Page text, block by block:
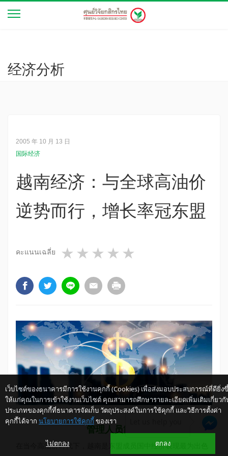
经济分析
2005 年 10 月 13 日
国际经济
越南经济：与全球高油价
逆势而行，增长率冠东盟
คะแนนเฉลี่ย 4 stars
3 stars
2 stars
1 star
管理人员简报
在当今高油价时代下，越南是东盟成员国中经济表现最为出色
เว็บไซต์ของธนาคารมีการใช้งานคุกกี้ (Cookies) เพื่อส่งมอบประสบการณ์ที่ดียิ่ง
ให้แก่คุณในการเข้าใช้งานเว็บไซต์ คุณสามารถศึกษารายละเอียดเพิ่มเติมเกี่ยวกั
ประเภทของคุกกี้ที่ธนาคารจัดเก็บ วัตถุประสงค์ในการใช้คุกกี้ และวิธีการตั้งค่า
คุกกี้ได้จาก นโยบายการใช้คุกกี้ ของเรา
ไม่ตกลง ตกลง